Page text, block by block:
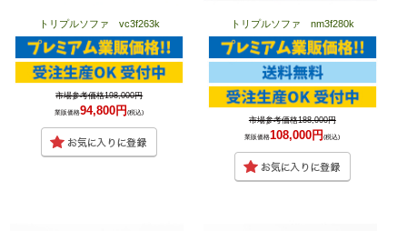
トリプルソファ vc3f263k
市場参考価格198,000円
業販価格94,800円(税込)
トリプルソファ nm3f280k
市場参考価格188,000円
業販価格108,000円(税込)